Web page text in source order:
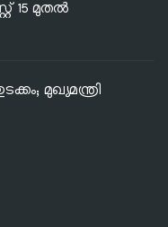
15 മുതൽ
മുഖ്യമന്ത്രി